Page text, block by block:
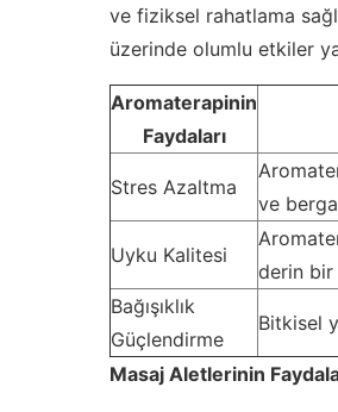
ve fiziksel rahatlama
üzerinde olumlu etkiler
Aromaterapinin
Faydaları
Stres Azaltma
ve
Uyku Kalitesi
derin bir
Bağışıklık
Güçlendirme
Bitkisel
Masaj Aletlerinin